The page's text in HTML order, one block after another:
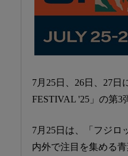
7月25日、26日、27
FESTIVAL '25」の第3
7月25日は、「フジロ
内外で注目を集める